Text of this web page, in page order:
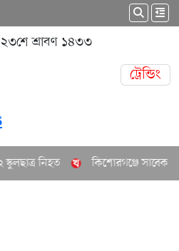
শ্রাবণ ১৪৩৩
ট্রেন্ডিং
নিহত কিশোরগঞ্জে সাবেক